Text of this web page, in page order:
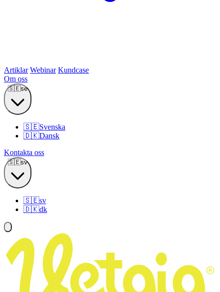
Artiklar Webinar Kundcase
Om oss
🇸🇪se
🇸🇪Svenska
🇩🇰Dansk
Kontakta oss
🇸🇪sv
🇸🇪sv
🇩🇰dk